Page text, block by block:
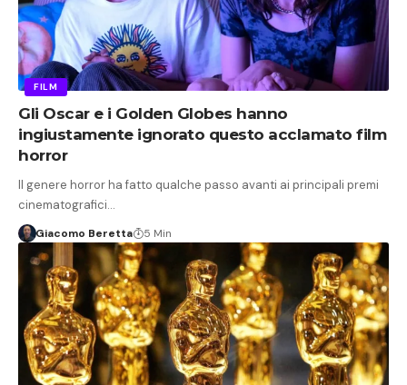
FILM
Gli Oscar e i Golden Globes hanno
ingiustamente ignorato questo acclamato film
horror
Il genere horror ha fatto qualche passo avanti ai principali premi
cinematografici…
Giacomo Beretta 5 Min